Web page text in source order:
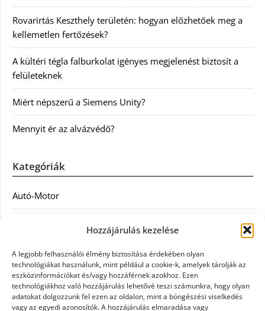
Hozzájárulás kezelése
A legjobb felhasználói élmény biztosítása érdekében olyan
technológiákat használunk, mint például a cookie-k, amelyek tárolják az
eszközinformációkat és/vagy hozzáférnek azokhoz. Ezen
technológiákhoz való hozzájárulás lehetővé teszi számunkra, hogy olyan
adatokat dolgozzunk fel ezen az oldalon, mint a böngészési viselkedés
vagy az egyedi azonosítók. A hozzájárulás elmaradása vagy
Rovarirtás Keszthely területén: hogyan előzhetőek meg a
kellemetlen fertőzések?
A kültéri tégla falburkolat igényes megjelenést biztosít a
felületeknek
Miért népszerű a Siemens Unity?
Mennyit ér az alvázvédő?
Kategóriák
Autó-Motor
Egészség
Egyéb
Étel